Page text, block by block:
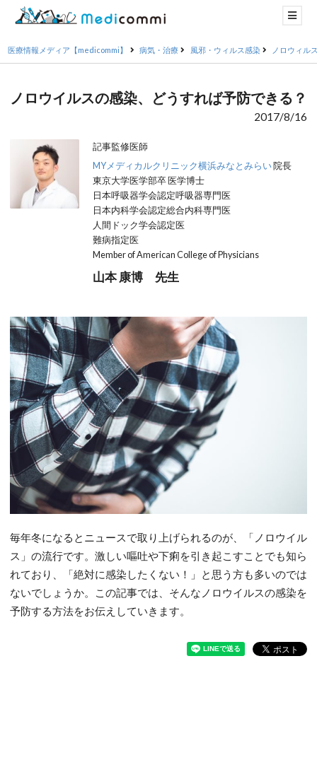
医療情報メディア【medicommi】 病気・治療 風邪・ウィルス感染 ノロウィル
ノロウイルスの感染、どうすれば予防できる？
2017/8/16
記事監修医師
MYメディカルクリニック横浜みなとみらい院長
東京大学医学部卒 医学博士
日本呼吸器学会認定呼吸器専門医
日本内科学会認定総合内科専門医
人間ドック学会認定医
難病指定医
Member of American College of Physicians
山本 康博 先生
毎年冬になるとニュースで取り上げられるのが、「ノロウイル
ス」の流行です。激しい嘔吐や下痢を引き起こすことでも知ら
れており、「絶対に感染したくない！」と思う方も多いのでは
ないでしょうか。この記事では、そんなノロウイルスの感染を
予防する方法をお伝えしていきます。